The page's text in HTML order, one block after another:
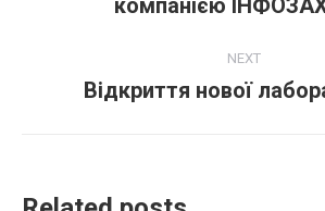
пост:
компанією
NEXT
Next
Відкриття нової